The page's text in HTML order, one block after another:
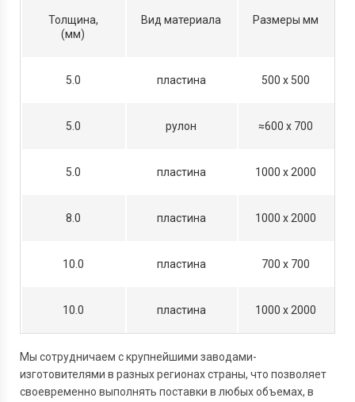
Толщина,
(мм)
Вид материала Размеры мм
5.0 пластина 500 х 500
5.0 рулон ≈600 х 700
5.0 пластина 1000 х 2000
8.0 пластина 1000 х 2000
10.0 пластина 700 х 700
10.0 пластина 1000 х 2000
Мы сотрудничаем с крупнейшими заводами-
изготовителями в разных регионах страны, что позволяет
своевременно выполнять поставки в любых объемах, в